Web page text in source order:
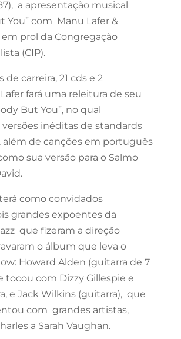
a apresentação musical
You” com Manu Lafer &
prol da Congregação
(CIP).
de carreira, 21 cds e 2
fará uma releitura de seu
But You”, no qual
versões inéditas de standards
além de canções em português
sua versão para o Salmo
como convidados
grandes expoentes da
que fizeram a direção
o álbum que leva o
Howard Alden (guitarra de 7
tocou com Dizzy Gillespie e
e Jack Wilkins (guitarra), que
com grandes artistas,
a Sarah Vaughan.